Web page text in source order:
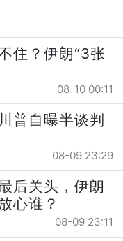
住？伊朗“3张
08-10 00:11
普自曝半谈判
08-09 23:29
后关头，伊朗
心谁？
08-09 23:11